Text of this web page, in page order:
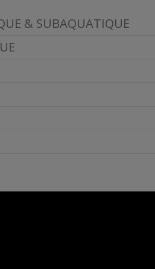
& SUBAQUATIQUE